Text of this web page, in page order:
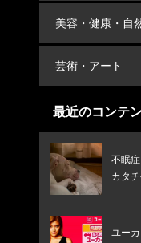
美容・健康・自
芸術・アート
最近のコンテ
不眠
カタ
ユー